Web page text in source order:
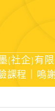
(社企)有
課程｜嗚